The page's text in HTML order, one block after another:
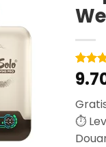
5van
11
⏱️